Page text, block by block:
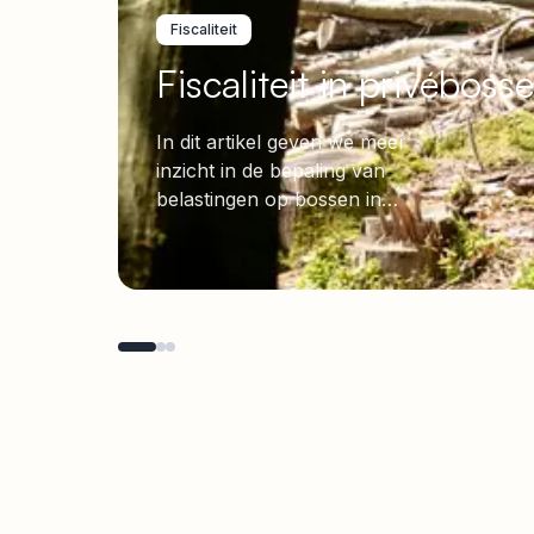
Fiscaliteit
Fiscaliteit in
In dit artikel geven we meer
inzicht in de bepaling van
belastingen op bossen in
eigendom.